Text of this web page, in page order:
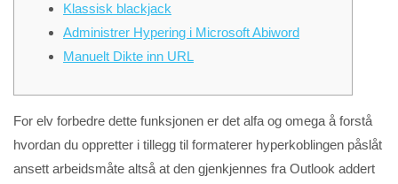
Klassisk blackjack
Administrer Hypering i Microsoft Abiword
Manuelt Dikte inn URL
For elv forbedre dette funksjonen er det alfa og omega å forstå
hvordan du oppretter i tillegg til formaterer hyperkoblingen påslåt
ansett arbeidsmåte altså at den gjenkjennes fra Outlook addert